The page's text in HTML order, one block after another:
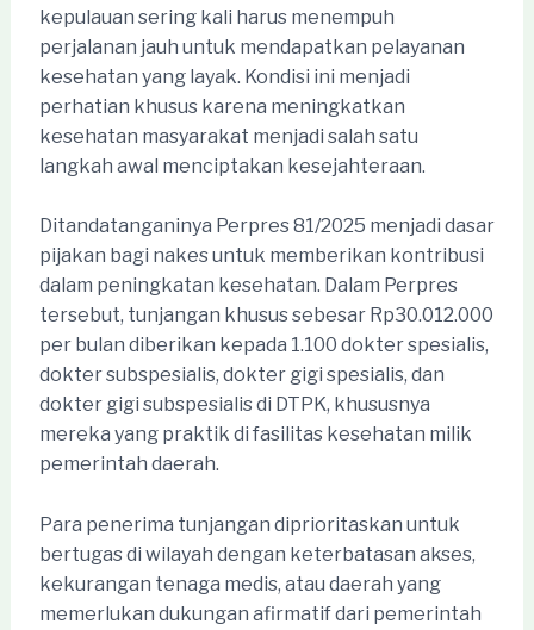
kepulauan sering kali harus menempuh
perjalanan jauh untuk mendapatkan pelayanan
kesehatan yang layak. Kondisi ini menjadi
perhatian khusus karena meningkatkan
kesehatan masyarakat menjadi salah satu
langkah awal menciptakan kesejahteraan.
Ditandatanganinya Perpres 81/2025 menjadi dasar
pijakan bagi nakes untuk memberikan kontribusi
dalam peningkatan kesehatan. Dalam Perpres
tersebut, tunjangan khusus sebesar Rp30.012.000
per bulan diberikan kepada 1.100 dokter spesialis,
dokter subspesialis, dokter gigi spesialis, dan
dokter gigi subspesialis di DTPK, khususnya
mereka yang praktik di fasilitas kesehatan milik
pemerintah daerah.
Para penerima tunjangan diprioritaskan untuk
bertugas di wilayah dengan keterbatasan akses,
kekurangan tenaga medis, atau daerah yang
memerlukan dukungan afirmatif dari pemerintah